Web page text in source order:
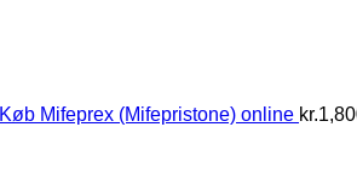
Køb Mifeprex (Mifepristone) online kr.